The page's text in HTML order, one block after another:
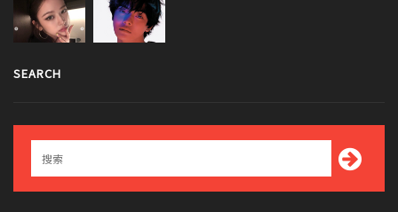
SEARCH